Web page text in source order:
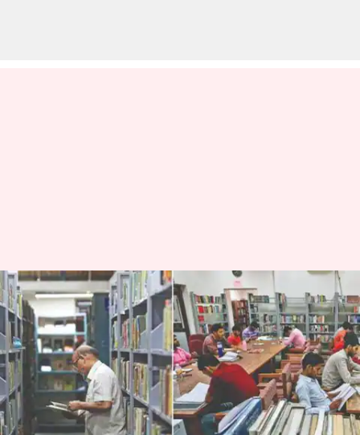
अगर किताबें पढ़ने में रखते हैं
दिलचस्पी, तो इन क्षेत्रों में बना सकते
हैं करियर
लेखन मोना दीक्षित Jun 16, 2019 03:17 pm
क्या है खबर?